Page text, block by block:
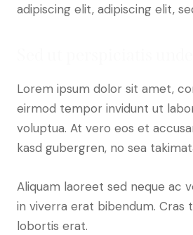
adipiscing elit, adipiscing elit,
Lorem ipsum dolor sit amet,
eirmod tempor invidunt ut
voluptua. At vero eos et
kasd gubergren, no sea
Aliquam laoreet sed neque ac
in viverra erat bibendum. Cras
lobortis erat.